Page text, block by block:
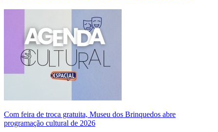
Com feira de troca gratuita, Museu dos Brinquedos abre
programação cultural de 2026